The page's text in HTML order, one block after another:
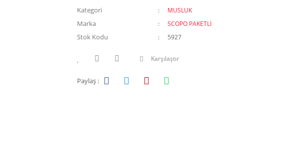
Kategori MUSLUK
Marka SCOPO PAKETLİ
Stok Kodu 5927
Karşılaştır
Paylaş :